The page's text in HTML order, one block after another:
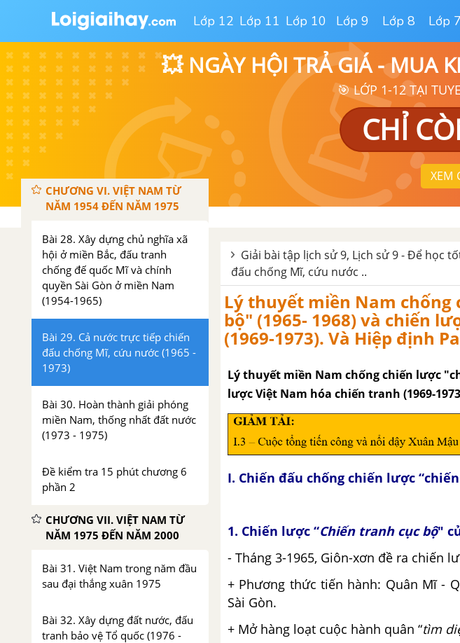
Lớp 12 Lớp 11 Lớp 10 Lớp 9 Lớp 8 Lớp 7
💥 NGÀY HỘI TRẢ GIÁ - MUA
🎯 LỚP 1-12 TẠI
CHỈ
XEM
chống thực dân Pháp (1950-
1953)
Bài 27. Cuộc kháng chiến toàn
quốc chống thực dân Pháp xâm
lược kết thúc (1953-1954)
Đề kiểm tra 15 phút chương 5
CHƯƠNG VI. VIỆT NAM TỪ
NĂM 1954 ĐẾN NĂM 1975
Bài 28. Xây dựng chủ nghĩa xã
hội ở miền Bắc, đấu tranh
chống đế quốc Mĩ và chính
quyền Sài Gòn ở miền Nam
(1954-1965)
Bài 29. Cả nước trực tiếp chiến
đấu chống Mĩ, cứu nước (1965 -
1973)
Bài 30. Hoàn thành giải phóng
miền Nam, thống nhất đất nước
(1973 - 1975)
Đề kiểm tra 15 phút chương 6
phần 2
CHƯƠNG VII. VIỆT NAM TỪ
NĂM 1975 ĐẾN NĂM 2000
Bài 31. Việt Nam trong năm đầu
sau đại thắng xuân 1975
Bài 32. Xây dựng đất nước, đấu
tranh bảo vệ Tổ quốc (1976 -
Giải bài tập lịch sử 9, Lịch sử 9 - Để học
đấu chống Mĩ, cứu nước ..
Lý thuyết miền Nam
bộ" (1965- 1968) và chiến
(1969-1973). Và Hiệp định
Lý thuyết miền Nam chống chiến lược
lược Việt Nam hóa chiến tranh (1969-
I. Chiến đấu chống chiến lược
1. Chiến lược “Chiến tranh cục bộ"
- Tháng 3-1965, Giôn-xơn đề ra chiến
+ Phương thức tiến hành: Quân Mĩ -
Sài Gòn.
+ Mở hàng loạt cuộc hành quân “tìm